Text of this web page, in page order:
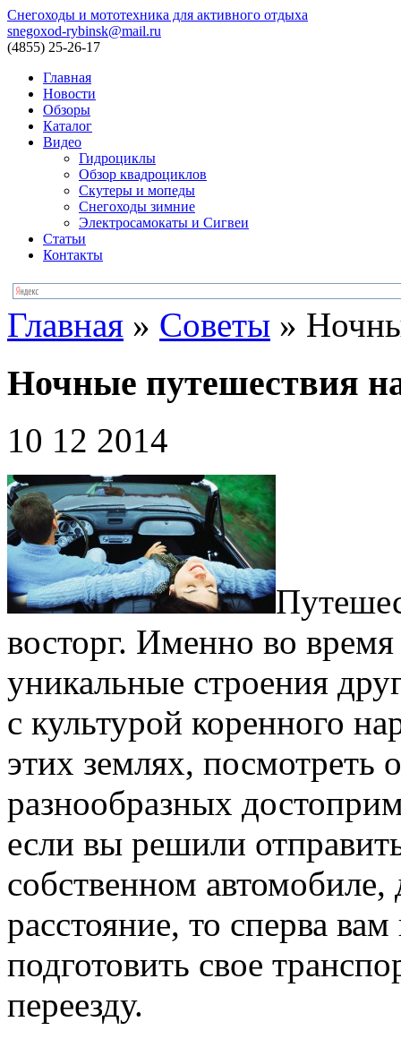
Снегоходы и мототехника для активного отдыха
snegoxod-rybinsk@mail.ru
(4855) 25-26-17
Главная
Новости
Обзоры
Каталог
Видео
Гидроциклы
Обзор квадроциклов
Скутеры и мопеды
Снегоходы зимние
Электросамокаты и Сигвеи
Статьи
Контакты
Главная » Советы »
Ночные путешествия
10 12 2014
восторг. Именно во
уникальные строения
с культурой коренного
этих землях, посмотреть
разнообразных
если вы решили
собственном
расстояние, то сперва
подготовить свое
переезду.